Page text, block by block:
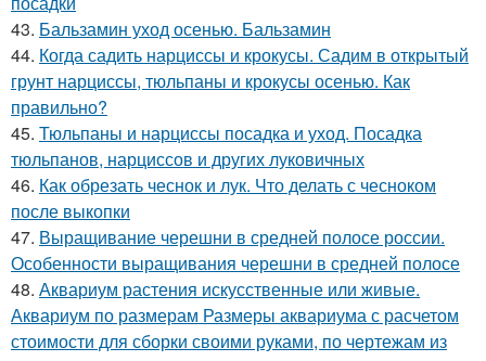
43. Бальзамин уход осенью. Бальзамин
44. Когда садить нарциссы и крокусы. Садим в открытый
грунт нарциссы, тюльпаны и крокусы осенью. Как
правильно?
45. Тюльпаны и нарциссы посадка и уход. Посадка
тюльпанов, нарциссов и других луковичных
46. Как обрезать чеснок и лук. Что делать с чесноком
после выкопки
47. Выращивание черешни в средней полосе россии.
Особенности выращивания черешни в средней полосе
48. Аквариум растения искусственные или живые.
Аквариум по размерам Размеры аквариума с расчетом
стоимости для сборки своими руками, по чертежам из